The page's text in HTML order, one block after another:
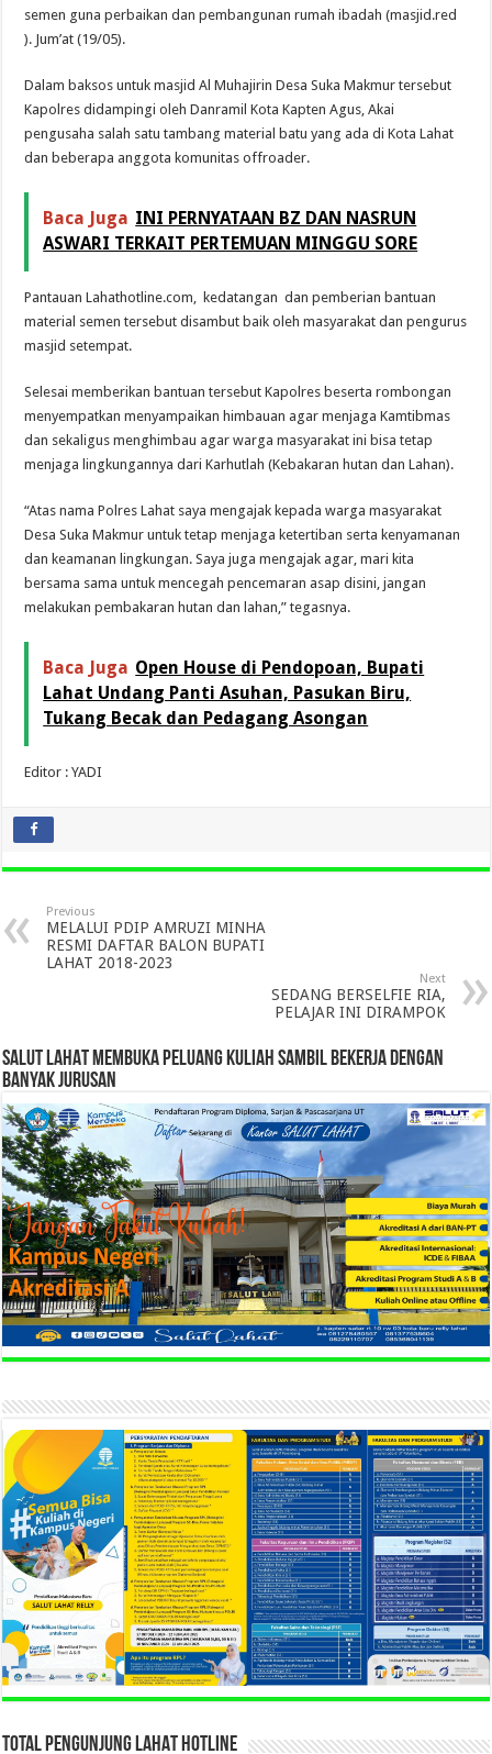
semen guna perbaikan dan pembangunan rumah ibadah (masjid.red
). Jum’at (19/05).
Dalam baksos untuk masjid Al Muhajirin Desa Suka Makmur tersebut
Kapolres didampingi oleh Danramil Kota Kapten Agus, Akai
pengusaha salah satu tambang material batu yang ada di Kota Lahat
dan beberapa anggota komunitas offroader.
Baca Juga INI PERNYATAAN BZ DAN NASRUN
ASWARI TERKAIT PERTEMUAN MINGGU SORE
Pantauan Lahathotline.com, kedatangan dan pemberian bantuan
material semen tersebut disambut baik oleh masyarakat dan pengurus
masjid setempat.
Selesai memberikan bantuan tersebut Kapolres beserta rombongan
menyempatkan menyampaikan himbauan agar menjaga Kamtibmas
dan sekaligus menghimbau agar warga masyarakat ini bisa tetap
menjaga lingkungannya dari Karhutlah (Kebakaran hutan dan Lahan).
“Atas nama Polres Lahat saya mengajak kepada warga masyarakat
Desa Suka Makmur untuk tetap menjaga ketertiban serta kenyamanan
dan keamanan lingkungan. Saya juga mengajak agar, mari kita
bersama sama untuk mencegah pencemaran asap disini, jangan
melakukan pembakaran hutan dan lahan,” tegasnya.
Baca Juga Open House di Pendopoan, Bupati
Lahat Undang Panti Asuhan, Pasukan Biru,
Tukang Becak dan Pedagang Asongan
Editor : YADI
Previous
MELALUI PDIP AMRUZI MINHA
RESMI DAFTAR BALON BUPATI
LAHAT 2018-2023
Next
SEDANG BERSELFIE RIA,
PELAJAR INI DIRAMPOK
SALUT LAHAT MEMBUKA PELUANG KULIAH SAMBIL BEKERJA DENGAN
BANYAK JURUSAN
TOTAL PENGUNJUNG LAHAT HOTLINE